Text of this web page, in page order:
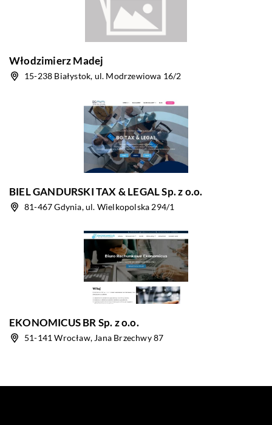
Włodzimierz Madej
15-238 Białystok, ul. Modrzewiowa 16/2
BIEL GANDURSKI TAX & LEGAL Sp. z o.o.
81-467 Gdynia, ul. Wielkopolska 294/1
EKONOMICUS BR Sp. z o.o.
51-141 Wrocław, Jana Brzechwy 87